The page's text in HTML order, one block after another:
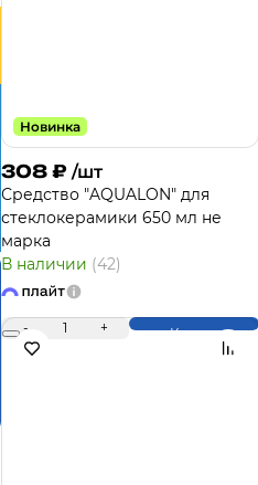
Новинка
308 ₽ /шт
Средство "AQUALON" для
стеклокерамики 650 мл не
марка
В наличии (42)
- 1 + Купить